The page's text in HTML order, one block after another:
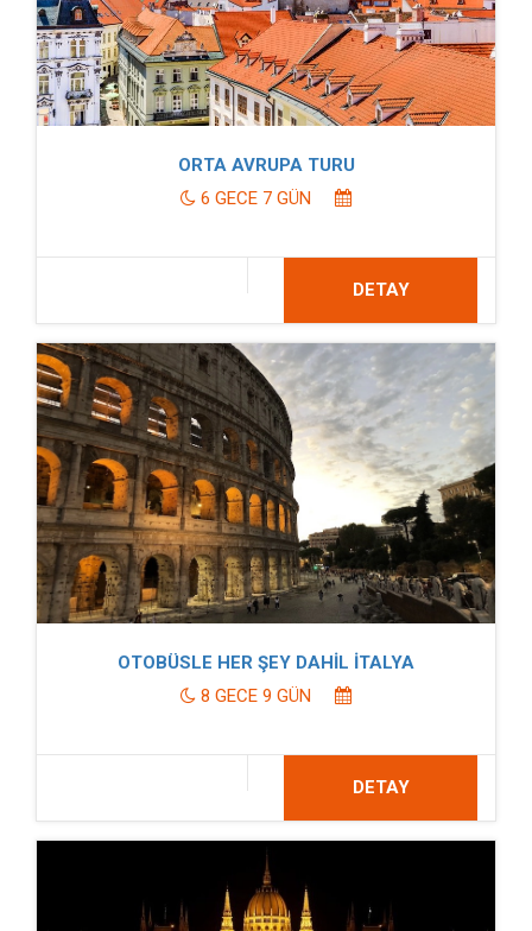
ORTA AVRUPA TURU
6 GECE 7 GÜN
DETAY
OTOBÜSLE HER ŞEY DAHİL İTALYA
8 GECE 9 GÜN
DETAY